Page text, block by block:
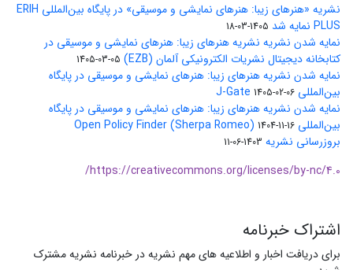
نشریه «هنرهای زیبا: هنرهای نمایشی و موسیقی» در پایگاه بین‌المللی ERIH
PLUS نمایه شد
1405-03-18
نمایه شدن نشریه نشریه هنرهای زیبا: هنرهای نمایشی و موسیقی در
کتابخانه دیجیتال نشریات الکترونیکی آلمان (EZB)
1405-03-05
نمایه شدن نشریه هنرهای زیبا: هنرهای نمایشی و موسیقی در پایگاه
بین‌المللی J-Gate 1405-02-06
نمایه شدن نشریه هنرهای زیبا: هنرهای نمایشی و موسیقی در پایگاه
بین‌المللی Open Policy Finder (Sherpa Romeo) 1404-11-16
بروزرسانی نشریه 1403-06-11
https://creativecommons.org/licenses/by-nc/4.0/
اشتراک خبرنامه
برای دریافت اخبار و اطلاعیه های مهم نشریه در خبرنامه نشریه مشترک